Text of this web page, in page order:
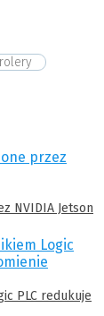
NVIDIA Jetson
PLC redukuje